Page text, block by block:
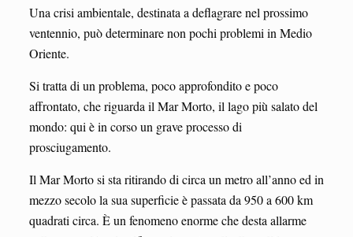
Una crisi ambientale, destinata a deflagrare nel prossimo
ventennio, può determinare non pochi problemi in Medio
Oriente.
Si tratta di un problema, poco approfondito e poco
affrontato, che riguarda il Mar Morto, il lago più salato del
mondo: qui è in corso un grave processo di
prosciugamento.
Il Mar Morto si sta ritirando di circa un metro all’anno ed in
mezzo secolo la sua superficie è passata da 950 a 600 km
quadrati circa. È un fenomeno enorme che desta allarme